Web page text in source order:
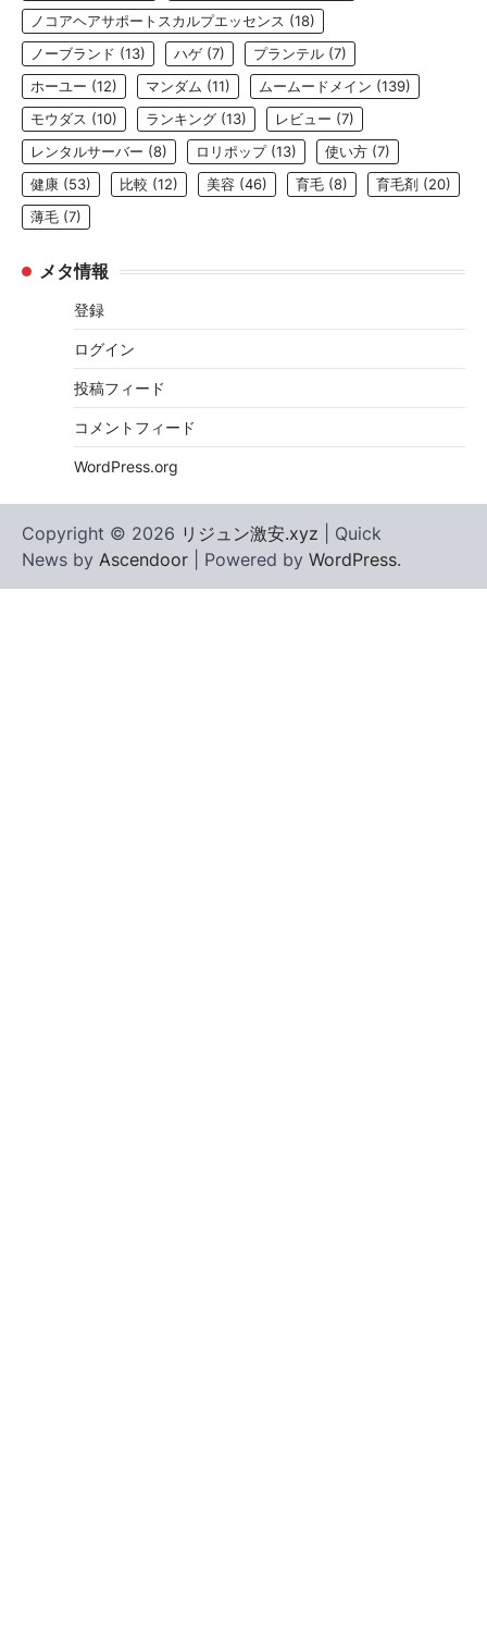
ノコアヘアサポートスカルプエッセンス (18)
ノーブランド (13) ハゲ (7) プランテル (7)
ホーユー (12) マンダム (11) ムームードメイン (139)
モウダス (10) ランキング (13) レビュー (7)
レンタルサーバー (8) ロリポップ(13) 使い方 (7)
健康 (53) 比較 (12) 美容 (46) 育毛 (8) 育毛剤 (20)
薄毛 (7)
メタ情報
登録
ログイン
投稿フィード
コメントフィード
WordPress.org
Copyright © 2026 リジュン激安.xyz | Quick
News by Ascendoor | Powered by WordPress.